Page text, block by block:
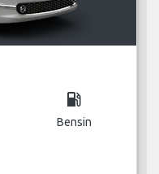
local_gas_station
Bensin